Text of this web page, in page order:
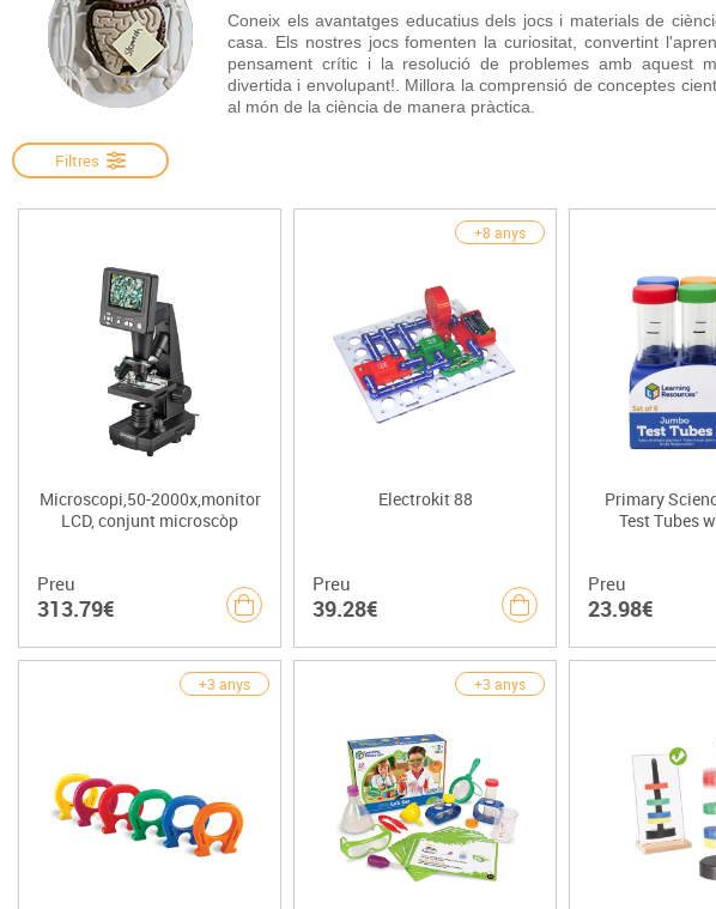
Música
Matemàtiques
Ciències
Mobiliari tecnològic
Monitors interactius
VideoprojeccióEspais compartits
Taules escolars, abatibles i polivalents
Mobles escolars, casellers i cubeters
Penjadors, prestatges i taquilles
Complements esportius
Entrenament
Equipament
Coneix els avantatges educatius dels jocs i materials de
casa. Els nostres jocs fomenten la curiositat, convertint
pensament crític i la resolució de problemes amb aquest
divertida i envolupant!. Millora la comprensió de conceptes
al món de la ciència de manera pràctica.
Filtres
Microscopi,50-2000x,monitor
LCD, conjunt microscòp
Preu
313.79€
+8 anys
Electrokit 88
Preu
39.28€
Primary
Test Tubes
Preu
23.98€
+3 anys +3 anys